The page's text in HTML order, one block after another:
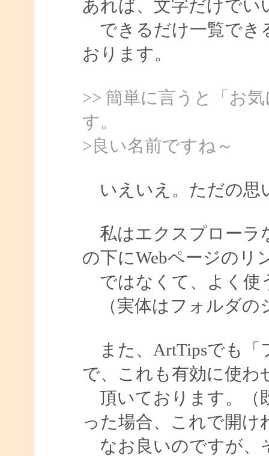
あれば、文字だけでい
できるだけ一覧でき
おります。
>> 簡単に言うと「お
す。
>良い名前ですね～
いえいえ。ただの思
私はエクスプローラ
の下にWebページのリ
ではなくて、よく使
（実体はフォルダの
また、ArtTipsでも「
で、これも有効に使わ
頂いております。（
った場合、これで開け
なお良いのですが、